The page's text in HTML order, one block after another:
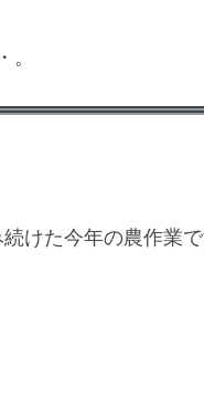
けた今年の農作業